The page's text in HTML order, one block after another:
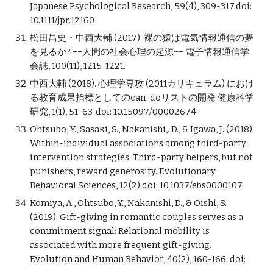
Japanese Psychological Research, 59(4), 309-317.doi:
10.1111/jpr.12160
松田昌史・中西大輔 (2017). 裸の猿は電気情報通信の夢
を見るか? −−人間の社会心理の起源−− 電子情報通信学
会誌, 100(11), 1215-1221.
中西大輔 (2018). 心理学専攻 (2011カリキュラム) におけ
る教育成果指標としてのcan-doリストの開発 健康科学
研究, 1(1), 51-63. doi: 10.15097/00002674
Ohtsubo, Y., Sasaki, S., Nakanishi,. D., & Igawa, J. (2018).
Within-individual associations among third-party
intervention strategies: Third-party helpers, but not
punishers, reward generosity. Evolutionary
Behavioral Sciences, 12(2) doi: 10.1037/ebs0000107
Komiya, A., Ohtsubo, Y., Nakanishi, D., & Oishi, S.
(2019). Gift-giving in romantic couples serves as a
commitment signal: Relational mobility is
associated with more frequent gift-giving.
Evolution and Human Behavior, 40(2), 160-166. doi: